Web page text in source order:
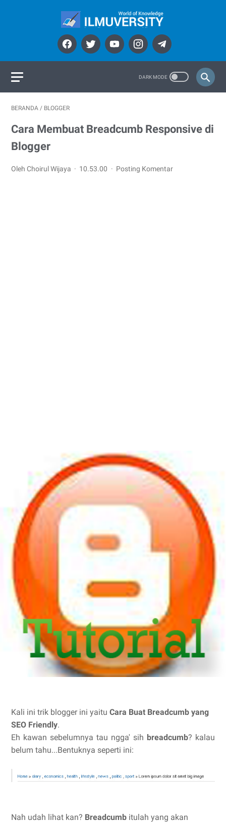
BERANDA / BLOGGER
Cara Membuat Breadcumb Responsive di
Blogger
Oleh Choirul Wijaya 10.53.00 Posting Komentar
Kali ini trik blogger ini yaitu Cara Buat Breadcumb yang
SEO Friendly.
Eh kawan sebelumnya tau ngga' sih breadcumb? kalau
belum tahu...Bentuknya seperti ini:
Nah udah lihat kan? Breadcumb itulah yang akan